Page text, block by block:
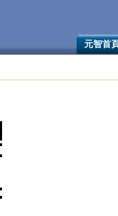
元智首